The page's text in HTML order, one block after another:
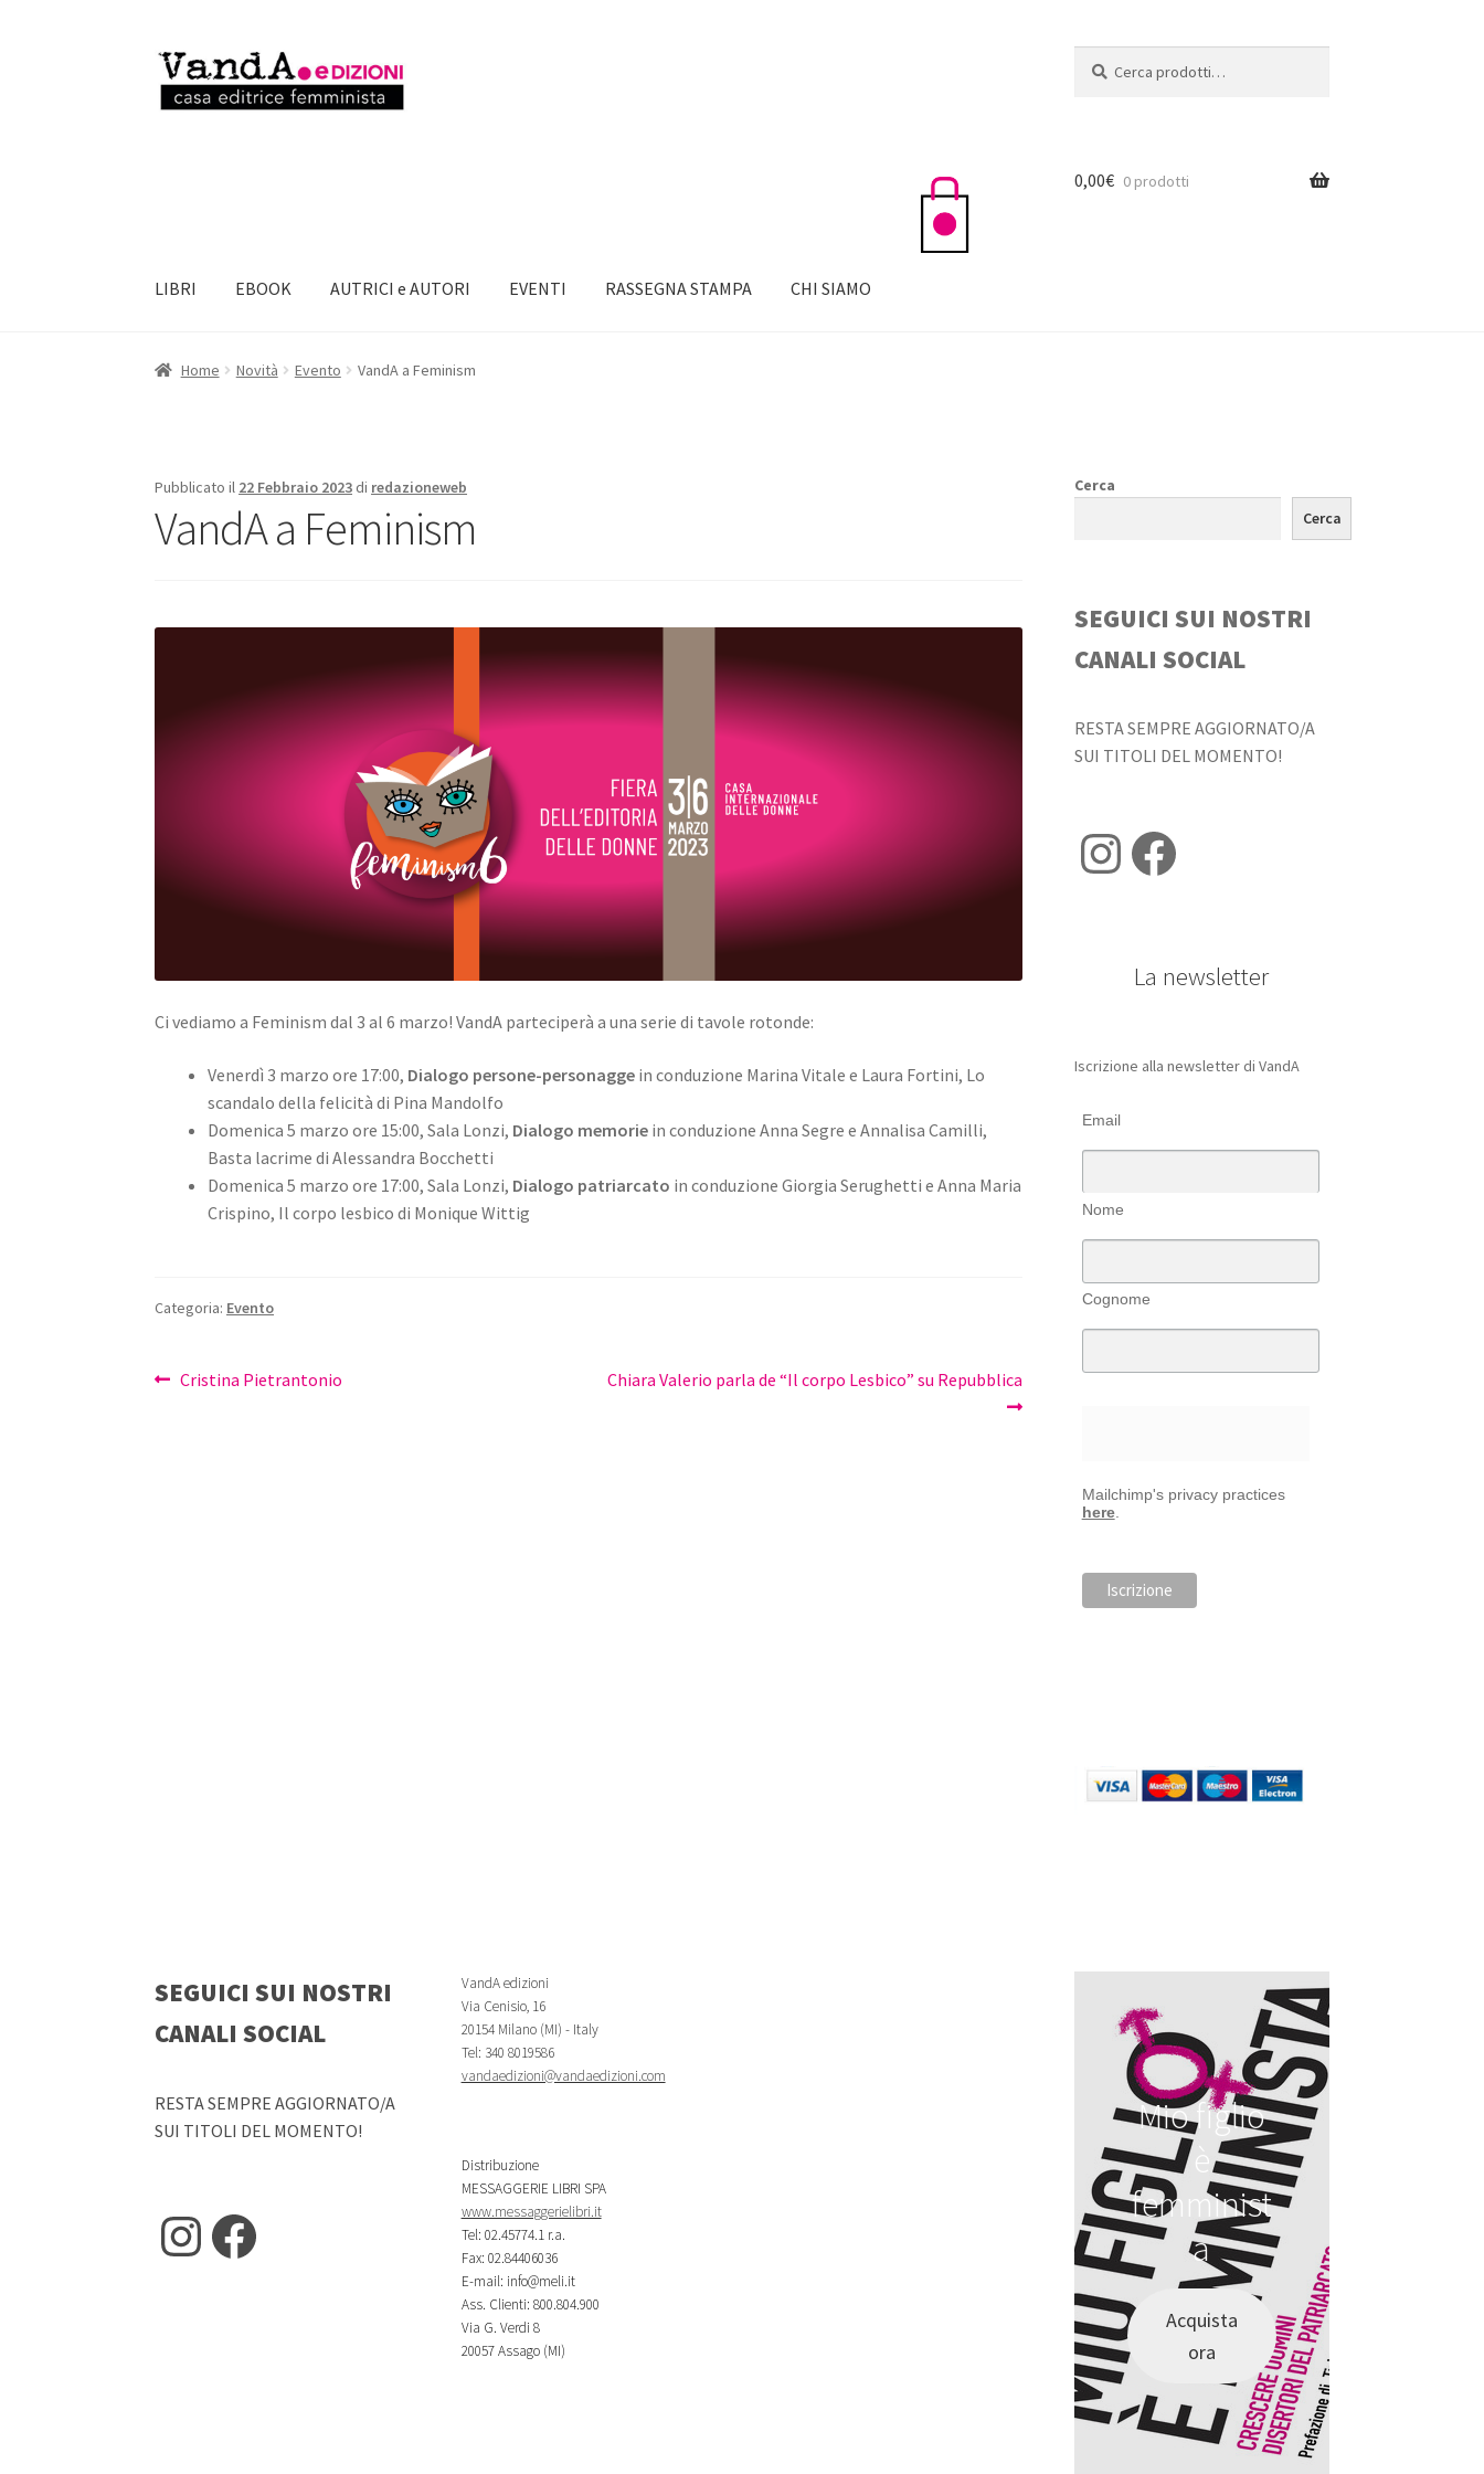
Vai
alla
navigazione
Vai
al
contenuto
LIBRI EBOOK AUTRICI e AUTORI EVENTI RASSEGNA STAMPA CHI SIAMO
0,00€ 0 prodotti
Home Novità Evento VandA a Feminism
Pubblicato il 22 Febbraio 2023 di redazioneweb
VandA a Feminism
Ci vediamo a Feminism dal 3 al 6 marzo! VandA parteciperà a una serie di tavole rotonde:
Venerdì 3 marzo ore 17:00, Dialogo persone-personagge in conduzione Marina Vitale e Laura Fortini, Lo
scandalo della felicità di Pina Mandolfo
Domenica 5 marzo ore 15:00, Sala Lonzi, Dialogo memorie in conduzione Anna Segre e Annalisa Camilli,
Basta lacrime di Alessandra Bocchetti
Domenica 5 marzo ore 17:00, Sala Lonzi, Dialogo patriarcato in conduzione Giorgia Serughetti e Anna Maria
Crispino, Il corpo lesbico di Monique Wittig
Categoria: Evento
Navigazione
Articolo
Cristina Pietrantonio
Articolo
Chiara Valerio parla de “Il corpo Lesbico” su Repubblica
Cerca
Cerca
SEGUICI SUI NOSTRI
CANALI SOCIAL
RESTA SEMPRE AGGIORNATO/A
SUI TITOLI DEL MOMENTO!
Instagram
Facebook
La newsletter
Iscrizione alla newsletter di VandA
Email
Nome
Cognome
Mailchimp's privacy practices
here.
SEGUICI SUI NOSTRI
CANALI SOCIAL
RESTA SEMPRE AGGIORNATO/A
SUI TITOLI DEL MOMENTO!
Instagram
Facebook
VandA edizioni
Via Cenisio, 16
20154 Milano (MI) - Italy
Tel: 340 8019586
vandaedizioni@vandaedizioni.com
Distribuzione
MESSAGGERIE LIBRI SPA
www.messaggerielibri.it
Tel: 02.45774.1 r.a.
Fax: 02.84406036
E-mail: info@meli.it
Ass. Clienti: 800.804.900
Via G. Verdi 8
20057 Assago (MI)
Mio figlio
è
femminist
a
Acquista
ora